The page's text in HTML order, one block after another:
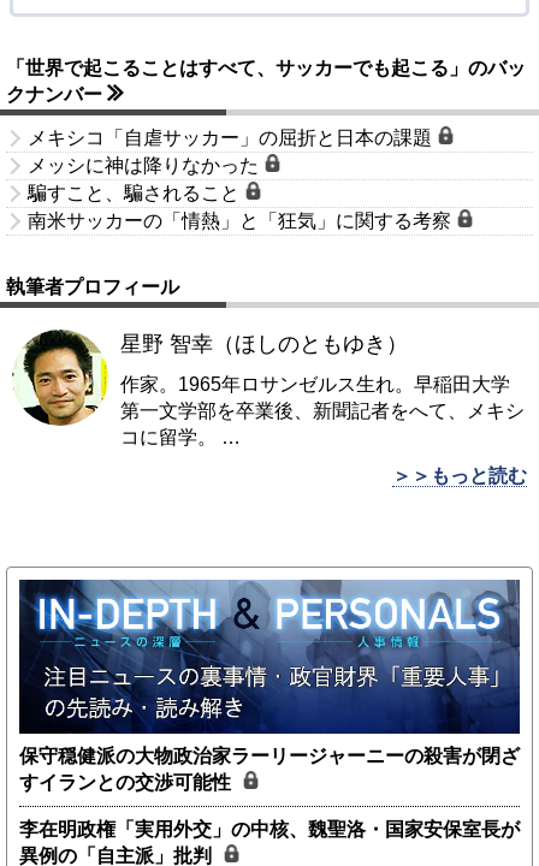
「世界で起こることはすべて、サッカーでも起こる」のバッ
クナンバー
メキシコ「自虐サッカー」の屈折と日本の課題
メッシに神は降りなかった
騙すこと、騙されること
南米サッカーの「情熱」と「狂気」に関する考察
執筆者プロフィール
星野 智幸（ほしのともゆき）
作家。1965年ロサンゼルス生れ。早稲田大学
第一文学部を卒業後、新聞記者をへて、メキシ
コに留学。
…
＞＞もっと読む
保守穏健派の大物政治家ラーリージャーニーの殺害が閉ざ
すイランとの交渉可能性
李在明政権「実用外交」の中核、魏聖洛・国家安保室長が
異例の「自主派」批判